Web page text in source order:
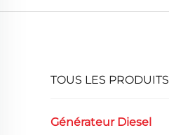
TOUS LES PRODUITS
Générateur Diesel